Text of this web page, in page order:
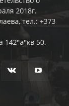
2018г.
тел.: +373
142"а"кв 50.